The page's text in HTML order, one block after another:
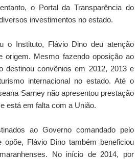
o Portal da Transparência do
investimentos no estado.
o Instituto, Flávio Dino deu atenção
origem. Mesmo fazendo oposição ao
destinou convênios em 2012, 2013 e
internacional no estado. Até o
Sarney não apresentou prestação
está em falta com a União.
ao Governo comandado pelo
Flávio Dino também beneficiou
No início de 2014, por